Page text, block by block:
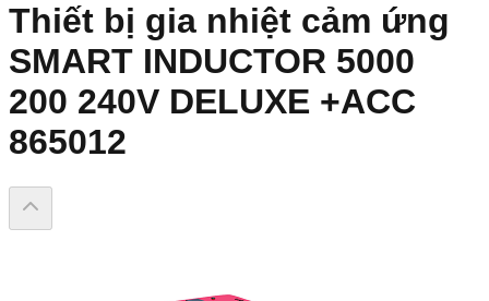
Thiết bị gia nhiệt cảm ứng
SMART INDUCTOR 5000
200 240V DELUXE +ACC
865012